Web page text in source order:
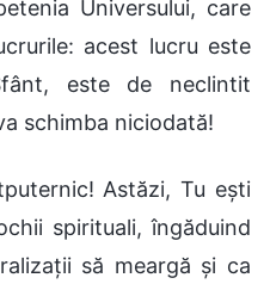
Universului, care
acest lucru este
este de neclintit
schimba niciodată!
Astăzi, Tu ești
spirituali, îngăduind
să meargă și ca